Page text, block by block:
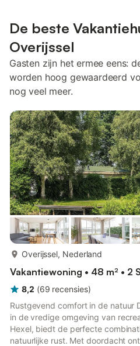
De beste
Overijssel
Gasten zijn het ermee eens:
worden hoog gewaardeerd
nog veel meer.
Overijssel, Nederland
Vakantiewoning • 48 m² • 2
8,2 (69 recensies)
Rustgevend comfort in de natuur
in de vredige omgeving van
Hexel, biedt de perfecte
natuurlijke rust. Met doordacht